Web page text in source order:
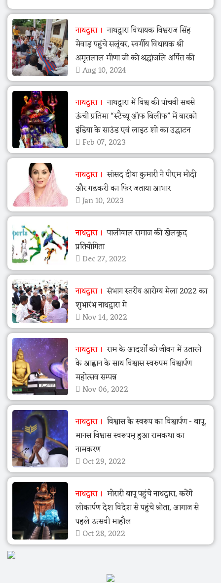
नाथद्वारा
नाथद्वारा विधायक विश्वराज सिंह
मेवाड़ पहुंचे सलूंबर, स्वर्गीय विधायक श्री
अमृतलाल मीणा जी को श्रद्धांजलि अर्पित की
Aug 10, 2024
नाथद्वारा
नाथद्वारा में विश्व की पांचवी सबसे
ऊंची प्रतिमा “स्टैच्यू ऑफ बिलीफ” में बारको
इंडिया के साउंड एवं लाइट शो का उद्घाटन
Feb 07, 2023
नाथद्वारा
सांसद दीया कुमारी ने पीएम मोदी
और गडकरी का फिर जताया आभार
Jan 10, 2023
नाथद्वारा
पालीवाल समाज की खेलकूद
प्रतियोगिता
Dec 27, 2022
नाथद्वारा
संभाग स्तरीय आरोग्य मेला 2022 का
शुभारंभ नाथद्वारा मे
Nov 14, 2022
नाथद्वारा
राम के आदर्शों को जीवन में उतारने
के आह्वान के साथ विश्वास स्वरुपम विश्वार्पण
महोत्सव सम्पन्न
Nov 06, 2022
नाथद्वारा
विश्वास के स्वरूप का विश्वार्पण - बापू,
मानस विश्वास स्वरूपम् हुआ रामकथा का
नामकरण
Oct 29, 2022
नाथद्वारा
मोरारी बापू पहुंचे नाथद्वारा, करेंगे
लोकार्पण देश विदेश से पहुंचे श्रोता, आगाज से
पहले उत्सवी माहौल
Oct 28, 2022